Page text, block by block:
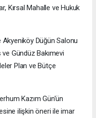
Kırsal Mahalle ve Hukuk
Düğün Salonu
Gündüz Bakımevi
Plan ve Bütçe
Kazım Gün'ün
ilişkin öneri ile imar